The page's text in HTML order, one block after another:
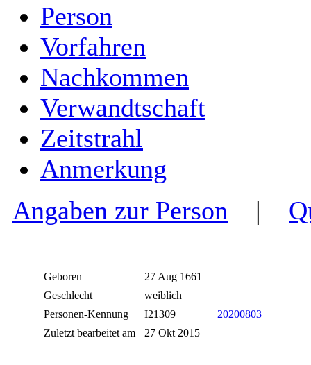
Person
Vorfahren
Nachkommen
Verwandtschaft
Zeitstrahl
Anmerkung
Angaben zur Person |
Geboren
27 Aug 1661
Geschlecht
weiblich
Personen-Kennung
I21309
20200803
Zuletzt bearbeitet am
27 Okt 2015